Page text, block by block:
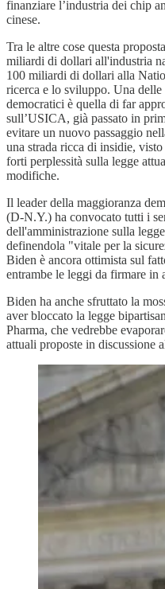
finanziare l’industria dei chip
cinese.
Tra le altre cose questa
miliardi di dollari all'industria
100 miliardi di dollari alla
ricerca e lo sviluppo. Una
democratici è quella di far
sull’USICA, già passato in
evitare un nuovo passaggio
una strada ricca di insidie,
forti perplessità sulla legge
modifiche.
Il leader della maggioranza
(D-N.Y.) ha convocato tutti i
dell'amministrazione sulla
definendola "vitale per la
Biden è ancora ottimista sul
entrambe le leggi da firmare in
Biden ha anche sfruttato la
aver bloccato la legge
Pharma, che vedrebbe
attuali proposte in discussione